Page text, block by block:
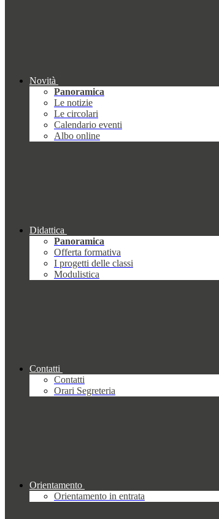
Novità
Panoramica
Le notizie
Le circolari
Calendario eventi
Albo online
Didattica
Panoramica
Offerta formativa
I progetti delle classi
Modulistica
Contatti
Contatti
Orari Segreteria
Orientamento
Orientamento in entrata